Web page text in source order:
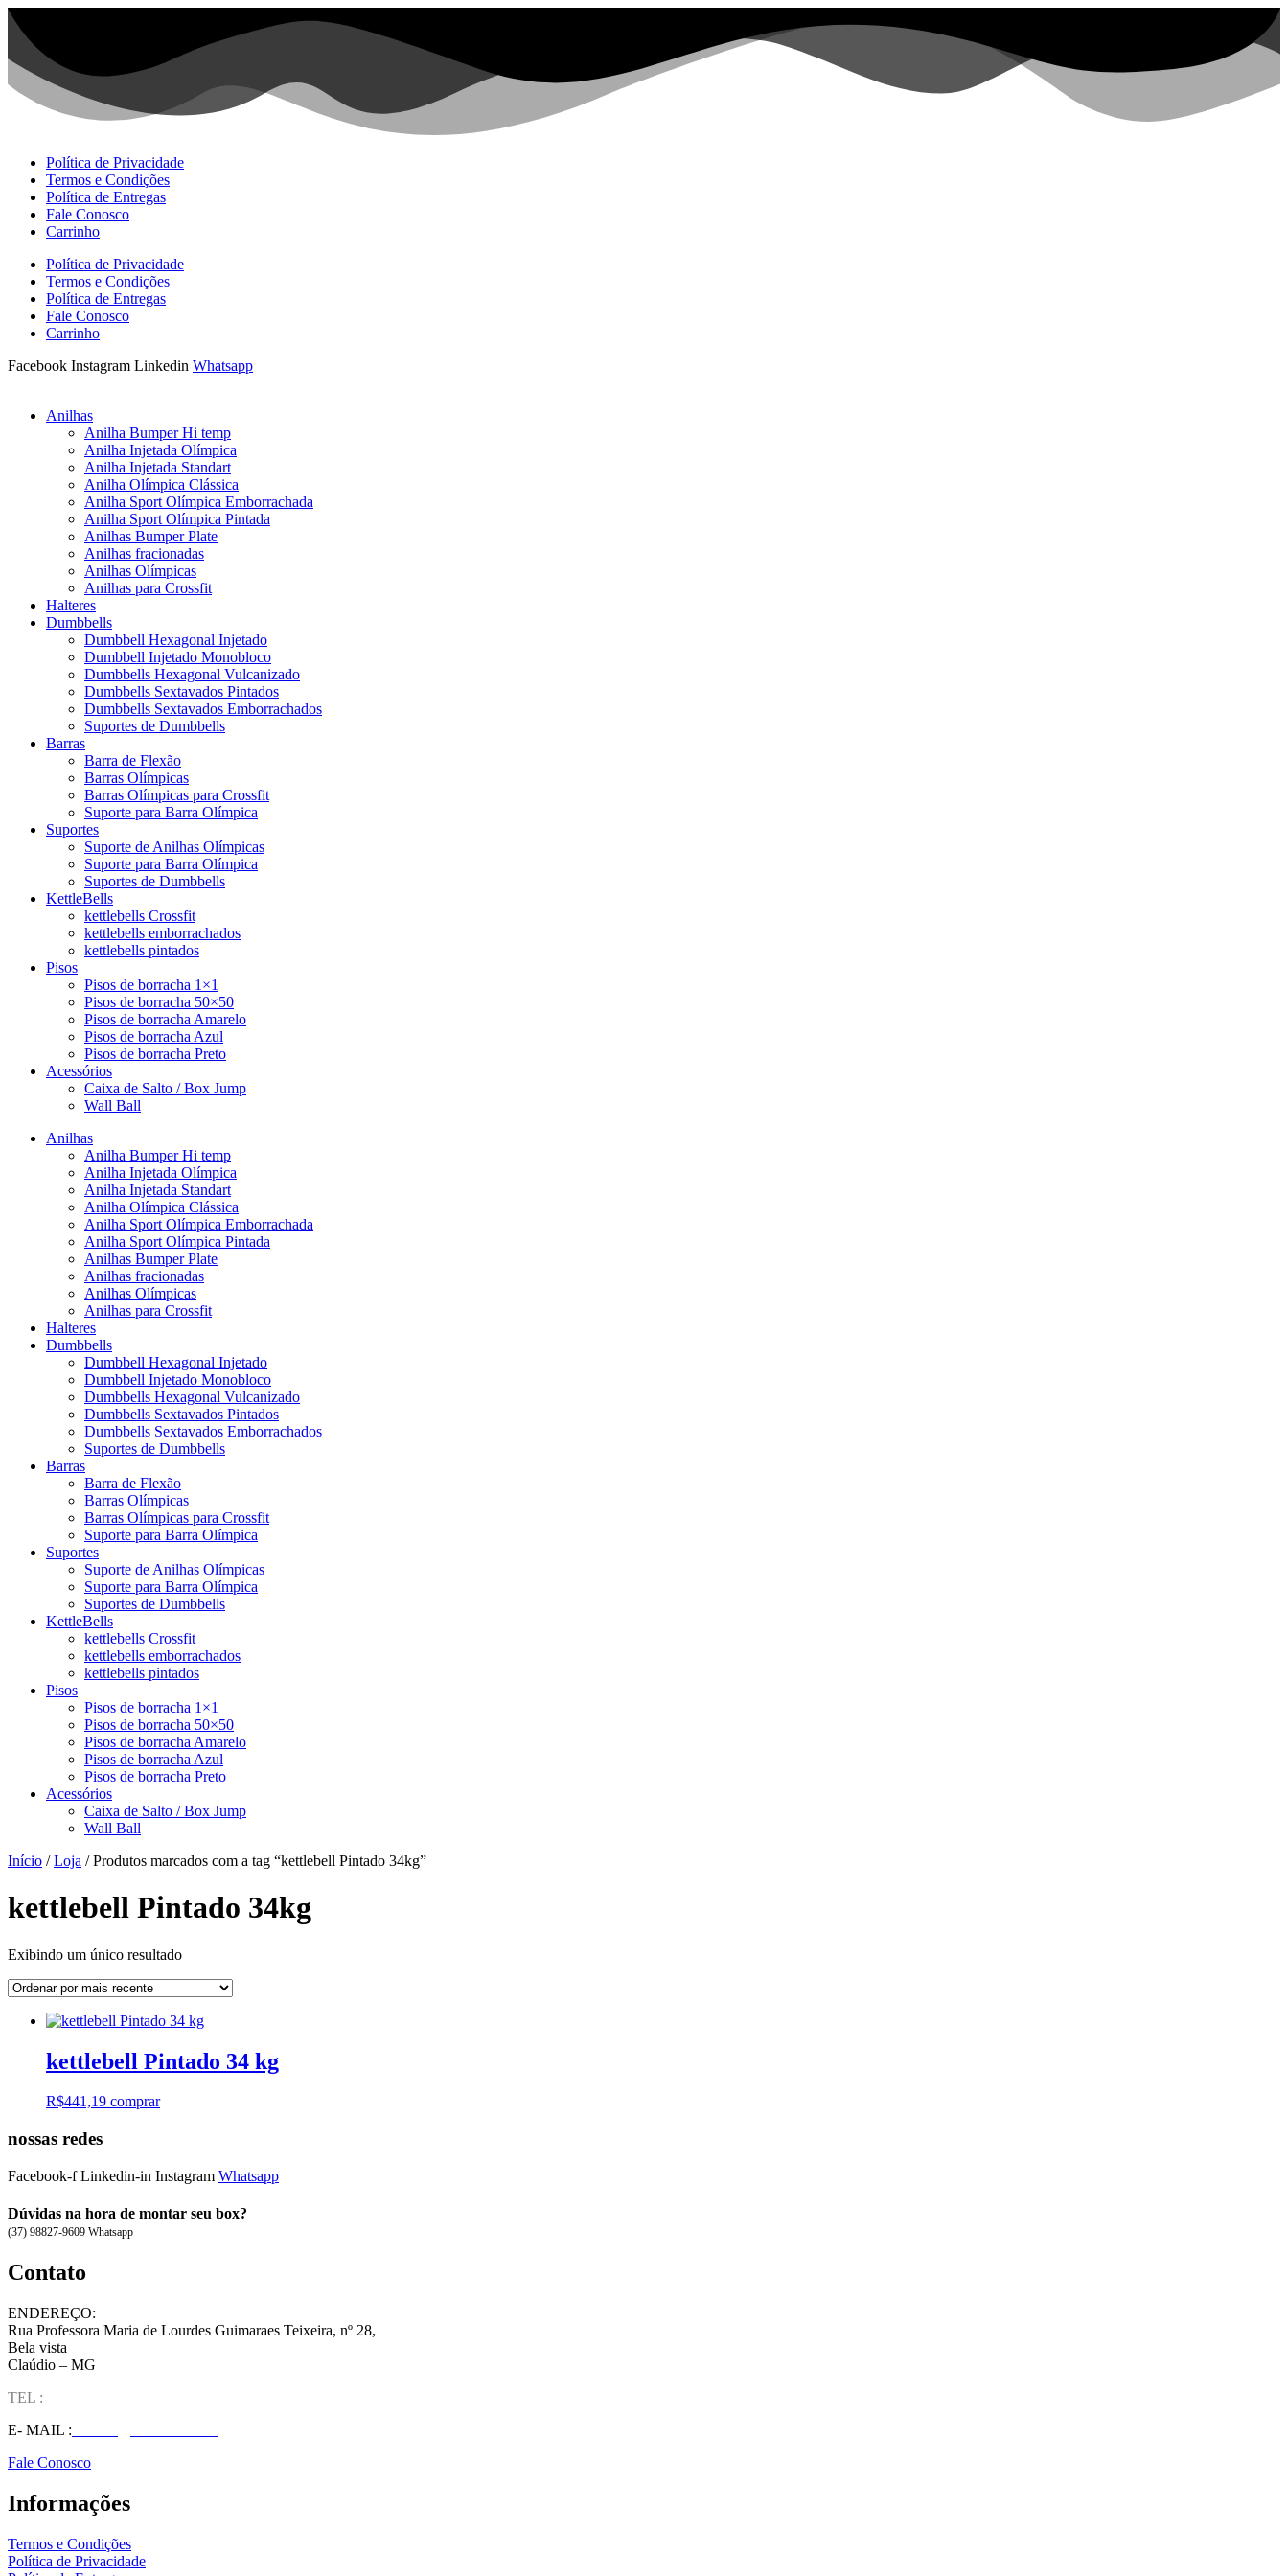
Ir
para
conteúdo
Política de Privacidade
Termos e Condições
Política de Entregas
Fale Conosco
Carrinho
Política de Privacidade
Termos e Condições
Política de Entregas
Fale Conosco
Carrinho
Facebook Instagram Linkedin Whatsapp
Anilhas
Anilha Bumper Hi temp
Anilha Injetada Olímpica
Anilha Injetada Standart
Anilha Olímpica Clássica
Anilha Sport Olímpica Emborrachada
Anilha Sport Olímpica Pintada
Anilhas Bumper Plate
Anilhas fracionadas
Anilhas Olímpicas
Anilhas para Crossfit
Halteres
Dumbbells
Dumbbell Hexagonal Injetado
Dumbbell Injetado Monobloco
Dumbbells Hexagonal Vulcanizado
Dumbbells Sextavados Pintados
Dumbbells Sextavados Emborrachados
Suportes de Dumbbells
Barras
Barra de Flexão
Barras Olímpicas
Barras Olímpicas para Crossfit
Suporte para Barra Olímpica
Suportes
Suporte de Anilhas Olímpicas
Suporte para Barra Olímpica
Suportes de Dumbbells
KettleBells
kettlebells Crossfit
kettlebells emborrachados
kettlebells pintados
Pisos
Pisos de borracha 1×1
Pisos de borracha 50×50
Pisos de borracha Amarelo
Pisos de borracha Azul
Pisos de borracha Preto
Acessórios
Caixa de Salto / Box Jump
Wall Ball
Anilhas
Anilha Bumper Hi temp
Anilha Injetada Olímpica
Anilha Injetada Standart
Anilha Olímpica Clássica
Anilha Sport Olímpica Emborrachada
Anilha Sport Olímpica Pintada
Anilhas Bumper Plate
Anilhas fracionadas
Anilhas Olímpicas
Anilhas para Crossfit
Halteres
Dumbbells
Dumbbell Hexagonal Injetado
Dumbbell Injetado Monobloco
Dumbbells Hexagonal Vulcanizado
Dumbbells Sextavados Pintados
Dumbbells Sextavados Emborrachados
Suportes de Dumbbells
Barras
Barra de Flexão
Barras Olímpicas
Barras Olímpicas para Crossfit
Suporte para Barra Olímpica
Suportes
Suporte de Anilhas Olímpicas
Suporte para Barra Olímpica
Suportes de Dumbbells
KettleBells
kettlebells Crossfit
kettlebells emborrachados
kettlebells pintados
Pisos
Pisos de borracha 1×1
Pisos de borracha 50×50
Pisos de borracha Amarelo
Pisos de borracha Azul
Pisos de borracha Preto
Acessórios
Caixa de Salto / Box Jump
Wall Ball
Início /Loja / Produtos marcados com a tag “kettlebell Pintado 34kg”
kettlebell Pintado 34kg
Exibindo um único resultado
kettlebell Pintado 34 kg
R$441,19 comprar
nossas redes
Facebook-f Linkedin-in Instagram Whatsapp
Dúvidas na hora de montar seu box?
(37) 98827-9609 Whatsapp
Contato
ENDEREÇO:
Rua Professora Maria de Lourdes Guimaraes Teixeira, nº 28,
Bela vista
Claúdio – MG
TEL :
E- MAIL :
Fale Conosco
Informações
Termos e Condições
Política de Privacidade